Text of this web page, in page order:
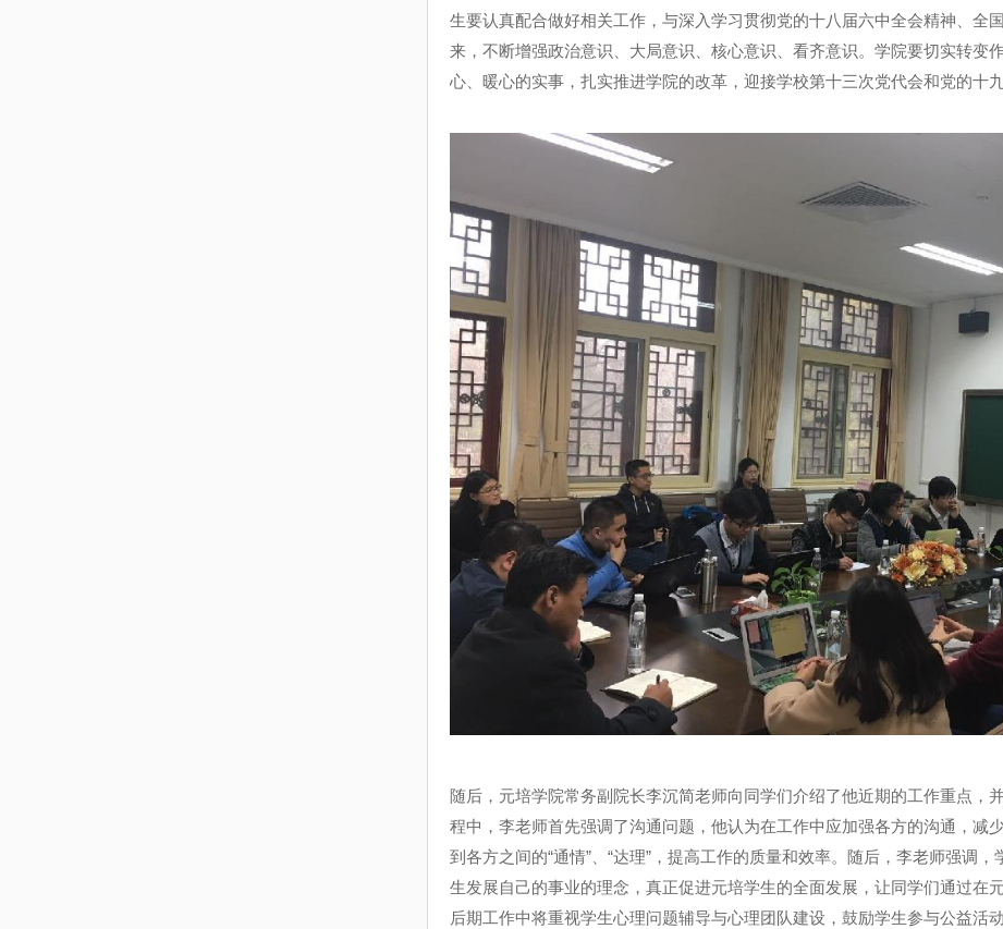
生要认真配合做好相关工作，与深入学习贯彻党的十八届六中全会精神、全
来，不断增强政治意识、大局意识、核心意识、看齐意识。学院要切实转变
心、暖心的实事，扎实推进学院的改革，迎接学校第十三次党代会和党的十九
随后，元培学院常务副院长李沉简老师向同学们介绍了他近期的工作重点，
程中，李老师首先强调了沟通问题，他认为在工作中应加强各方的沟通，减
到各方之间的“通情” “达理” ，提高工作的质量和效率。随后，李老师强调
生发展自己的事业的理念，真正促进元培学生的全面发展，让同学们通过在
后期工作中将重视学生心理问题辅导与心理团队建设，鼓励学生参与公益活